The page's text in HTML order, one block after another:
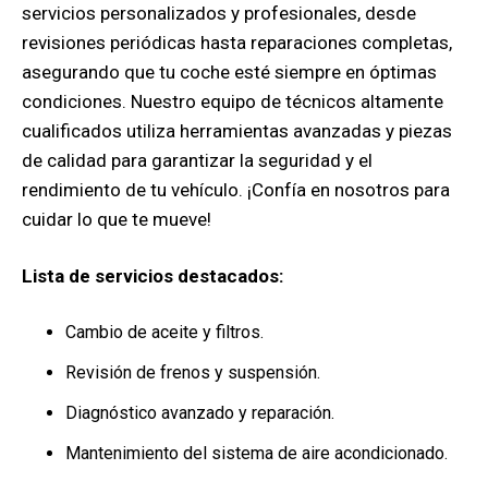
servicios personalizados y profesionales, desde
revisiones periódicas hasta reparaciones completas,
asegurando que tu coche esté siempre en óptimas
condiciones. Nuestro equipo de técnicos altamente
cualificados utiliza herramientas avanzadas y piezas
de calidad para garantizar la seguridad y el
rendimiento de tu vehículo. ¡Confía en nosotros para
cuidar lo que te mueve!
Lista de servicios destacados:
Cambio de aceite y filtros.
Revisión de frenos y suspensión.
Diagnóstico avanzado y reparación.
Mantenimiento del sistema de aire acondicionado.